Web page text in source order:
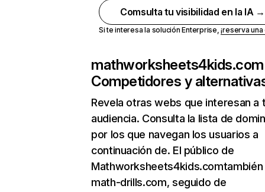
Comsulta tu visibilidad en la IA →
Si te interesa la solución Enterprise,¡reserva
mathworksheets4kids.com
Competidores y
Revela otras webs que interesan a
audiencia. Consulta la lista de
por los que navegan los usuarios a
continuación de. El público de
Mathworksheets4kids.comtambién
math-drills.com, seguido de